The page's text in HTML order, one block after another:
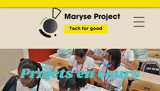
Projets en cours